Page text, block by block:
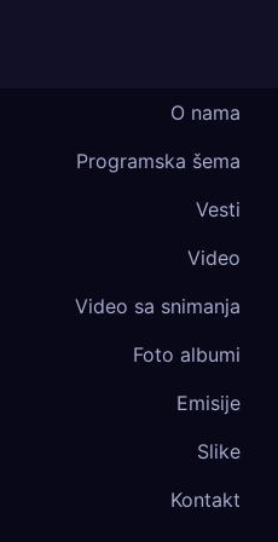
O nama
Programska šema
Vesti
Video
Video sa snimanja
Foto albumi
Emisije
Slike
Kontakt